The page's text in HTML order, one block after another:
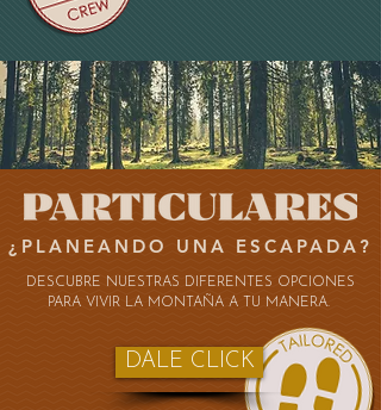
¿PLANEANDO UNA ESCAPADA?
DESCUBRE NUESTRAS DIFERENTES OPCIONES
PARA VIVIR LA MONTAÑA A TU MANERA.
DALE CLICK